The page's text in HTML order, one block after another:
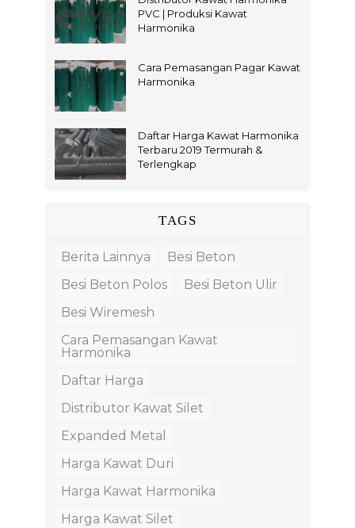
PVC | Produksi Kawat
Harmonika
Cara Pemasangan Pagar Kawat
Harmonika
Daftar Harga Kawat Harmonika
Terbaru 2019 Termurah &
Terlengkap
TAGS
Berita Lainnya
Besi Beton
Besi Beton Polos
Besi Beton Ulir
Besi Wiremesh
Cara Pemasangan Kawat
Harmonika
Daftar Harga
Distributor Kawat Silet
Expanded Metal
Harga Kawat Duri
Harga Kawat Harmonika
Harga Kawat Silet